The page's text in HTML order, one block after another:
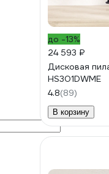
до -13%
24 593 ₽
Дисковая
HS301DWME
4.8(89)
В корзину